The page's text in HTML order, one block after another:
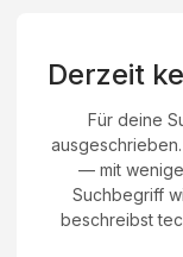
Derzeit
Für deine
— mit
Suchbegriff
beschreibst